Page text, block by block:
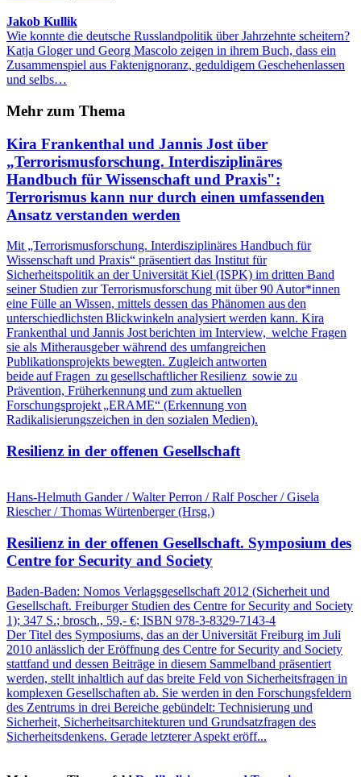
Jakob Kullik
Wie konnte die deutsche Russlandpolitik über Jahrzehnte scheitern?
Katja Gloger und Georg Mascolo zeigen in ihrem Buch, dass ein
Zusammenspiel aus Faktenignoranz, geduldigem Geschehenlassen
und selbs…
Mehr zum Thema
Kira Frankenthal und Jannis Jost über
„Terrorismusforschung. Interdisziplinäres
Handbuch für Wissenschaft und Praxis":
Terrorismus kann nur durch einen umfassenden
Ansatz verstanden werden
Mit „Terrorismusforschung. Interdisziplinäres Handbuch für
Wissenschaft und Praxis“ präsentiert das Institut für
Sicherheitspolitik an der Universität Kiel (ISPK) im dritten Band
seiner Studien zur Terrorismusforschung mit über 90 Autor*innen
eine Fülle an Wissen, mittels dessen das Phänomen aus den
unterschiedlichsten Blickwinkeln analysiert werden kann. Kira
Frankenthal und Jannis Jost berichten im Interview, welche Fragen
sie als Mitherausgeber während des umfangreichen
Publikationsprojekts bewegten. Zugleich antworten
beide auf Fragen zu gesellschaftlicher Resilienz sowie zu
Prävention, Früherkennung und zum aktuellen
Forschungsprojekt „ERAME“ (Erkennung von
Radikalisierungszeichen in den sozialen Medien).
Resilienz in der offenen Gesellschaft
Hans-Helmuth Gander / Walter Perron / Ralf Poscher / Gisela
Riescher / Thomas Würtenberger (Hrsg.)
Resilienz in der offenen Gesellschaft. Symposium des
Centre for Security and Society
Baden-Baden: Nomos Verlagsgesellschaft 2012 (Sicherheit und
Gesellschaft. Freiburger Studien des Centre for Security and Society
1); 347 S.; brosch., 59,- €; ISBN 978-3-8329-7143-4
Der Titel des Symposiums, das an der Universität Freiburg im Juli
2010 anlässlich der Eröffnung des Centre for Security and Society
stattfand und dessen Beiträge in diesem Sammelband präsentiert
werden, stellt inhaltlich auf das breite Feld von Sicherheitsfragen in
komplexen Gesellschaften ab. Sie werden in den Forschungsfeldern
des Zentrums in drei Bereiche gebündelt: Technisierung und
Sicherheit, Sicherheitsarchitekturen und Grundsatzfragen des
Sicherheitsdenkens. Gerade letzterer Aspekt eröff...